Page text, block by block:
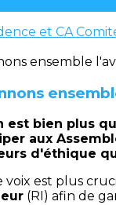
et CA
est bien plus
aux
d'éthique
voix est plus
(RI) afin de